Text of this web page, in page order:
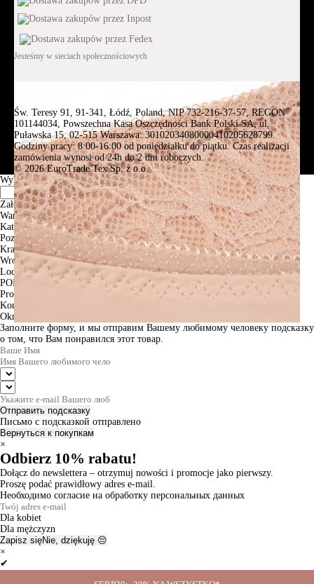
Jesteśmy w sieciach społecznościowych
Św. Teresy 91, 91-341, Łódź, Poland, NIP 732-216-37-57, REGON
101144034, Powszechna Kasa Oszczędności Bank Polski SA, ul.
Puławska 15, 02-515 Warszawa: 30102034080000410205628799.
Godziny pracy: 8:00-16:00 od poniedziałku do piątku. Czas realizacji
zamówienia wynosi od 24h do 2 dni roboczych.
© 2026 EuroTrade Tex Sp. z o.o.
Wybierz miasta
Założenia
Warszawa
Katowice
Poznan
Krakow
Wroclaw
Lodz
PODGLĄD
Produkt w koszyku
Kontynuuj zakupy
Okno informacyjne
Заполните форму, и мы отправим Вашему любимому человеку подсказку
о том, что Вам понравился этот товар.
Отправить подсказку
Письмо с подсказкой отправлено
Вернуться к покупкам
×
Odbierz 10% rabatu!
Dołącz do newslettera – otrzymuj nowości i promocje jako pierwszy.
Proszę podać prawidłowy adres e-mail.
Необходимо согласие на обработку персональных данных
Dla kobiet
Dla mężczyzn
Zapisz sięNie, dziękuję 😔
×
✔
Thanks for the subscription!